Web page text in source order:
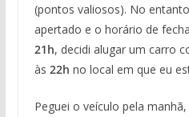
(pontos valiosos). No
apertado e o horário de
21h, decidi alugar um carro
às 22h no local em que eu
Peguei o veículo pela